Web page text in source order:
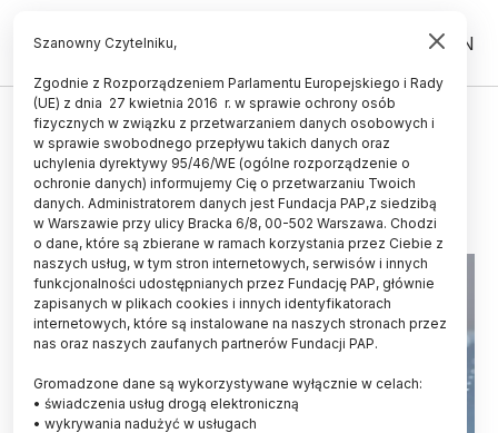
PL EN
Praca zdalna nigdy się nie kończy
21.11.2012
aktualizacja: 21.11.2012
2 minuty czytania
Szanowny Czytelniku,
Zgodnie z Rozporządzeniem Parlamentu Europejskiego i Rady
(UE) z dnia 27 kwietnia 2016 r. w sprawie ochrony osób
fizycznych w związku z przetwarzaniem danych osobowych i
w sprawie swobodnego przepływu takich danych oraz
uchylenia dyrektywy 95/46/WE (ogólne rozporządzenie o
ochronie danych) informujemy Cię o przetwarzaniu Twoich
danych. Administratorem danych jest Fundacja PAP,z siedzibą
w Warszawie przy ulicy Bracka 6/8, 00-502 Warszawa. Chodzi
o dane, które są zbierane w ramach korzystania przez Ciebie z
naszych usług, w tym stron internetowych, serwisów i innych
funkcjonalności udostępnianych przez Fundację PAP, głównie
zapisanych w plikach cookies i innych identyfikatorach
internetowych, które są instalowane na naszych stronach przez
nas oraz naszych zaufanych partnerów Fundacji PAP.
Gromadzone dane są wykorzystywane wyłącznie w celach:
• świadczenia usług drogą elektroniczną
• wykrywania nadużyć w usługach